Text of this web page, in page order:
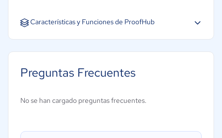
Inglés
Características y Funciones de ProofHub
Preguntas Frecuentes
No se han cargado preguntas frecuentes.